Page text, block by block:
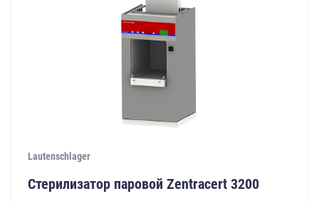
Lautenschlager
Стерилизатор паровой Zentracert 3200